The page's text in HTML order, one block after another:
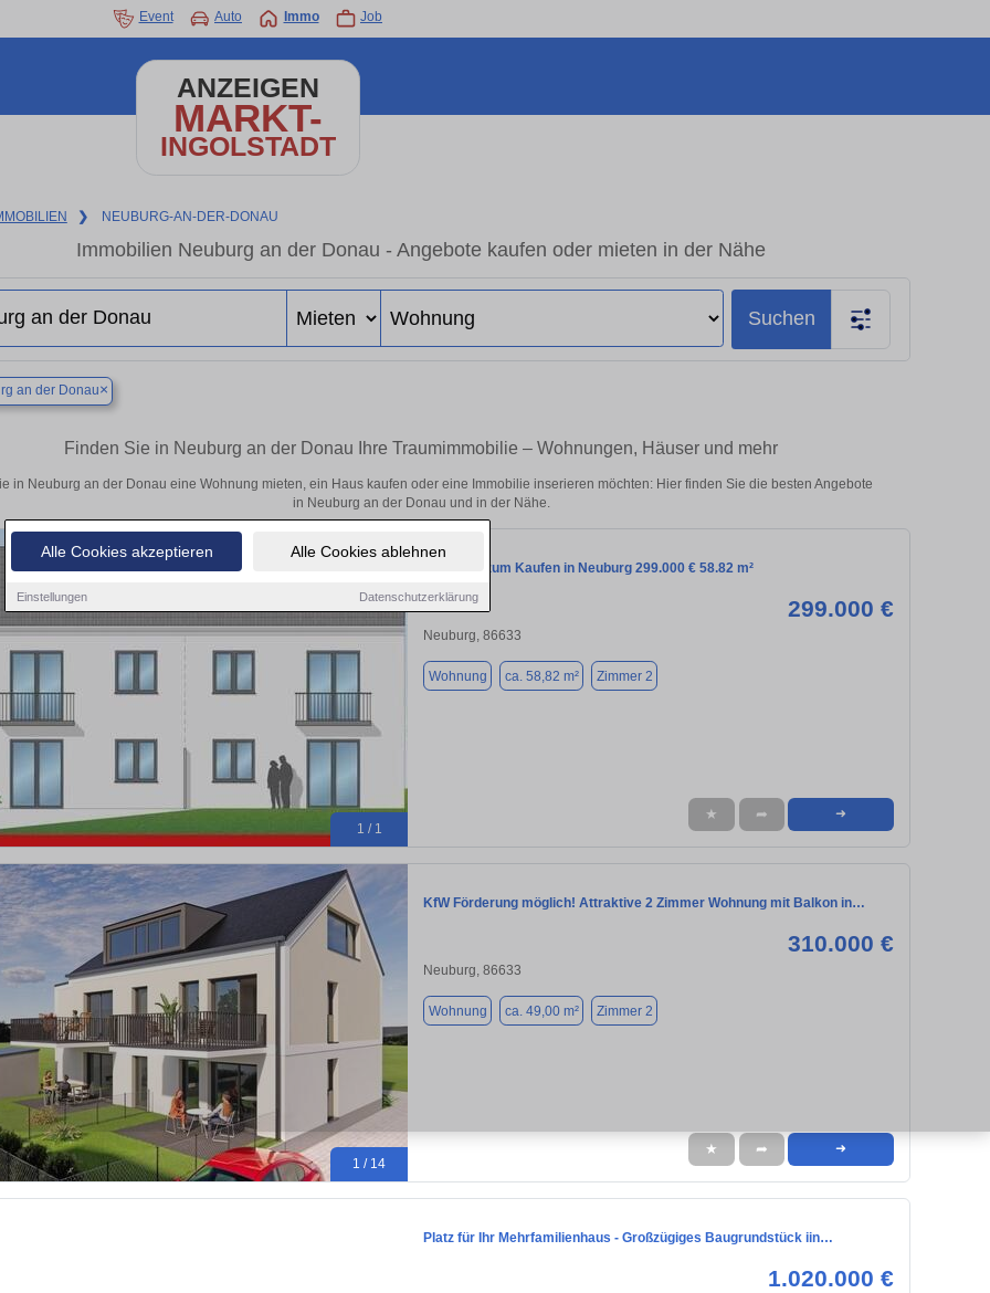
Alle Cookies akzeptieren Alle Cookies ablehnen
Einstellungen Datenschutzerklärung
Event Auto Immo Job
ANZEIGEN
MARKT-
INGOLSTADT
❯ NEUBURG-AN-DER-DONAU
Immobilien Neuburg an der Donau - Angebote kaufen oder mieten in der Nähe
Suchen
an der Donau×
Finden Sie in Neuburg an der Donau Ihre Traumimmobilie – Wohnungen, Häuser und mehr
in Neuburg an der Donau eine Wohnung mieten, ein Haus kaufen oder eine Immobilie inserieren möchten: Hier finden Sie die besten Angebote
in Neuburg an der Donau und in der Nähe.
1 / 1
Wohnung zum Kaufen in Neuburg 299.000 € 58.82 m²
299.000 €
Neuburg, 86633
Wohnung ca. 58,82 m² Zimmer 2
★ ➦ ➜
1 / 14
KfW Förderung möglich! Attraktive 2 Zimmer Wohnung mit Balkon in…
310.000 €
Neuburg, 86633
Wohnung ca. 49,00 m² Zimmer 2
★ ➦ ➜
Platz für Ihr Mehrfamilienhaus - Großzügiges Baugrundstück iin…
1.020.000 €